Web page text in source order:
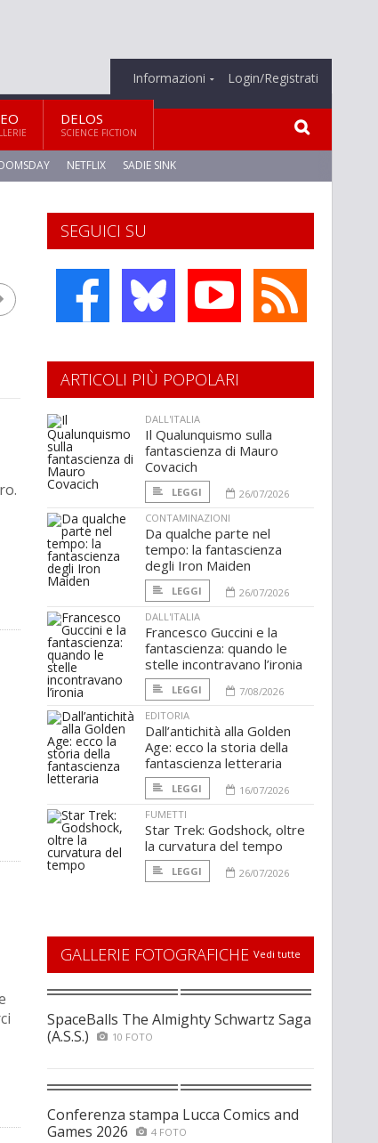
Informazioni Login/Registrati
DELOS
SCIENCE FICTION
NETFLIX SADIE SINK
SEGUICI SU
ARTICOLI PIÙ POPOLARI
DALL'ITALIA
Il Qualunquismo sulla
fantascienza di Mauro
Covacich
LEGGI
26/07/2026
CONTAMINAZIONI
Da qualche parte nel
tempo: la fantascienza
degli Iron Maiden
LEGGI
26/07/2026
DALL'ITALIA
Francesco Guccini e la
fantascienza: quando le
stelle incontravano l’ironia
LEGGI
7/08/2026
EDITORIA
Dall’antichità alla Golden
Age: ecco la storia della
fantascienza letteraria
LEGGI
16/07/2026
FUMETTI
Star Trek: Godshock, oltre
la curvatura del tempo
LEGGI 26/07/2026
GALLERIE FOTOGRAFICHE Vedi tutte
SpaceBalls The Almighty Schwartz Saga
(A.S.S.)
10 FOTO
Conferenza stampa Lucca Comics and
Games 2026
4 FOTO